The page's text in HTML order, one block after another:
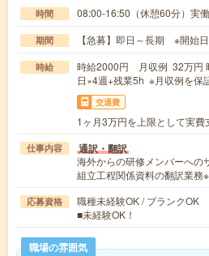
時間 08:00-16:50（休憩60分）実
期間 【急募】即日～長期 ※開始
時給
時給2000円 月収例 32万円
日×4週+残業5h ※月収例を保
交通費
1ヶ月3万円を上限として実費
仕事内容 通訳・翻訳
海外からの研修メンバーへの
組立工程関係資料の翻訳業
応募資格
職種未経験OK / ブランクOK
■未経験OK！
職場の雰囲気